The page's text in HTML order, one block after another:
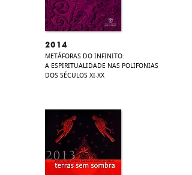
2014
METÁFORAS DO INFINITO:
A ESPIRITUALIDADE NAS POLIFONIAS
DOS SÉCULOS XI-XX​​